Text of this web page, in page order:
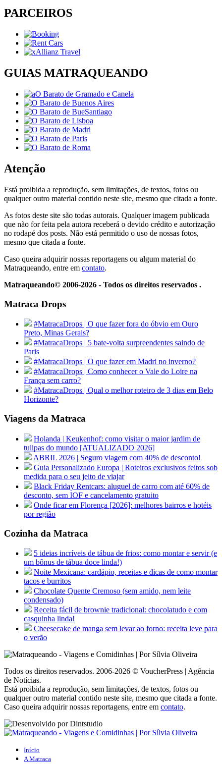
PARCEIROS
GUIAS MATRAQUEANDO
Atenção
Está proibida a reprodução, sem limitações, de textos, fotos ou
qualquer outro material contido neste site, mesmo que citada a fonte.
As fotos deste site são todas autorais. Qualquer imagem publicada
que não for feita pela autora receberá o devido crédito e autorização
no rodapé dos posts. Não está permitido o uso de nossas fotos,
mesmo que citada a fonte.
Caso queira adquirir nossas reportagens ou algum material do
Matraqueando, entre em contato.
Matraqueando© 2006-2026 - Todos os direitos reservados .
Matraca Drops
#MatracaDrops | O que fazer fora do óbvio em Ouro
Preto, Minas Gerais?
#MatracaDrops | 5 bate-volta surpreendentes saindo de
Paris
#MatracaDrops | O que fazer em Madri no inverno?
#MatracaDrops | Como conhecer o Vale do Loire na
França sem carro?
#MatracaDrops | Qual o melhor roteiro de 3 dias em Belo
Horizonte?
Viagens da Matraca
Holanda | Keukenhof: como visitar o maior jardim de
tulipas do mundo [ATUALIZADO 2026]
ABRIL 2026 | Seguro viagem com 40% de desconto!
Guia Personalizado Europa | Roteiros exclusivos feitos sob
medida para o seu jeito de viajar
Black Friday Rentcars: aluguel de carro com até 60% de
desconto, sem IOF e cancelamento gratuito
Onde ficar em Florença [2026]: melhores bairros e hotéis
por região
Cozinha da Matraca
5 ideias incríveis de tábua de frios: como montar e servir (e
um bônus de tábua doce linda!)
Noite Mexicana: cardápio, receitas e dicas de como montar
tacos e burritos
Chocolate Quente Cremoso (sem amido, nem leite
condensado)
Receita fácil de brownie tradicional: chocolatudo e com
casquinha linda!
Cheesecake de manga sem levar ao forno: receita leve para
o verão
Todos os direitos reservados. 2006-2026 © VoucherPress | Agência
de Notícias.
Está proibida a reprodução, sem limitações, de textos, fotos ou
qualquer outro material contido neste site, mesmo que citada a fonte.
Caso queira adquirir nossas reportagens, entre em contato.
Início
A Matraca